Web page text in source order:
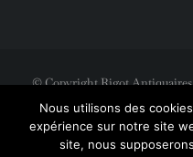
© Copyright Rigot
avec la
Nous utilisons des
expérience sur notre site
site, nous